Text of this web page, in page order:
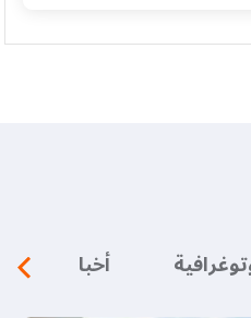
أخبار